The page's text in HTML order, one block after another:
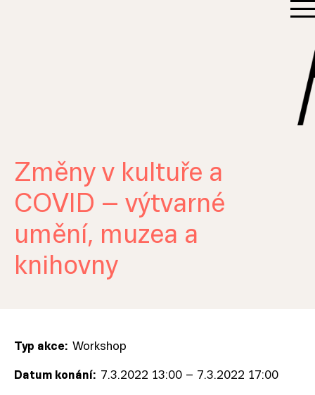
Změny v kultuře a
COVID – výtvarné
umění, muzea a
knihovny
Typ akce: Workshop
Datum konání: 7.3.2022 13:00 – 7.3.2022 17:00